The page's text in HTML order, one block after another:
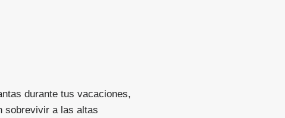
durante tus vacaciones,
sobrevivir a las altas